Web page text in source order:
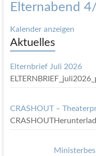
Elternabend
Kalender anzeigen
Aktuelles
Elternbrief Juli 2026
CRASHOUT –